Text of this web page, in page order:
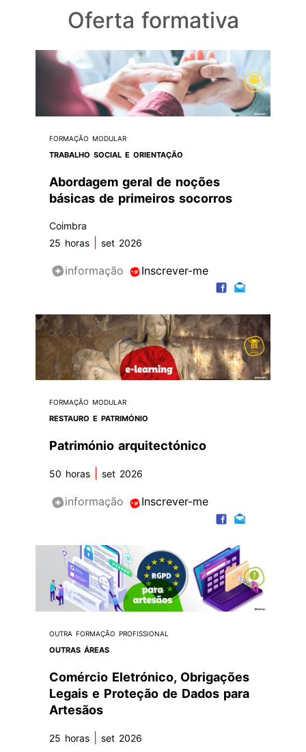
Oferta formativa
FORMAÇÃO MODULAR
TRABALHO SOCIAL E ORIENTAÇÃO
Abordagem geral de noções
básicas de primeiros socorros
Coimbra
25 horas
set 2026
informação Inscrever-me
FORMAÇÃO MODULAR
RESTAURO E PATRIMÓNIO
Património arquitectónico
50 horas set 2026
informação Inscrever-me
OUTRA FORMAÇÃO PROFISSIONAL
OUTRAS ÁREAS
Comércio Eletrónico, Obrigações
Legais e Proteção de Dados para
Artesãos
25 horas set 2026